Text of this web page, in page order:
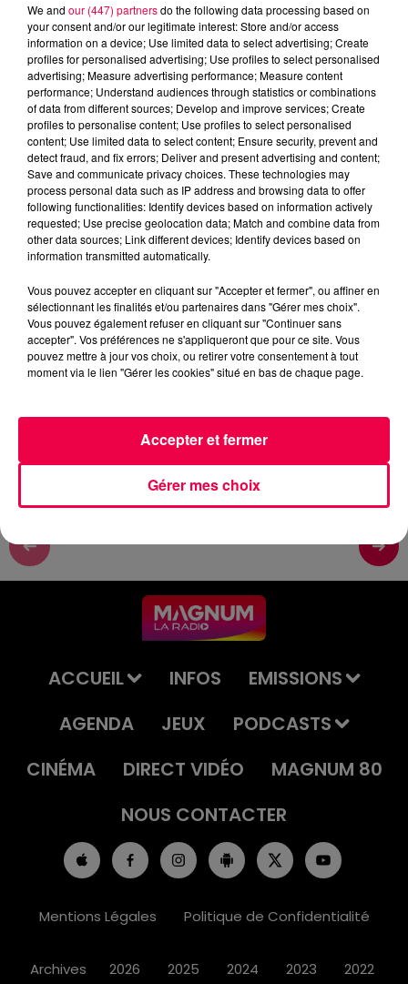
HOROSCOPE ASTROTOP
ASTRO
MAGNUM CAFE
Remy
TOUS LES MATINS A 6H45-7H45-8H45
0:00
27 mai 2026 - 2 sec
L'ASTROTOP DU MERCREDI 27 MAI
L'ASTROTOP DU MERCREDI 27 MAI
ACCUEIL INFOS
EMISSIONS
AGENDA
JEUX
PODCASTS
CINÉMA
DIRECT VIDÉO
MAGNUM 80
NOUS CONTACTER
Mentions Légales Politique de Confidentialité
Archives 2026 2025 2024 2023 2022
We and our (447) partnersdo the following data processing based on
your consent and/or our legitimate interest: Store and/or access
information on a device; Use limited data to select advertising; Create
profiles for personalised advertising; Use profiles to select personalised
advertising; Measure advertising performance; Measure content
performance; Understand audiences through statistics or combinations
of data from different sources; Develop and improve services; Create
profiles to personalise content; Use profiles to select personalised
content; Use limited data to select content; Ensure security, prevent and
detect fraud, and fix errors; Deliver and present advertising and content;
Save and communicate privacy choices. These technologies may
process personal data such as IP address and browsing data to offer
following functionalities: Identify devices based on information actively
requested; Use precise geolocation data; Match and combine data from
other data sources; Link different devices; Identify devices based on
information transmitted automatically.
Vous pouvez accepter en cliquant sur "Accepter et fermer", ou affiner en
sélectionnant les finalités et/ou partenaires dans "Gérer mes choix".
Vous pouvez également refuser en cliquant sur "Continuer sans
accepter". Vos préférences ne s'appliqueront que pour ce site. Vous
pouvez mettre à jour vos choix, ou retirer votre consentement à tout
moment via le lien "Gérer les cookies" situé en bas de chaque page.
Gérer mes choix
Accepter et fermer